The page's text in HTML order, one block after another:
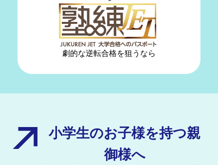
劇的な逆転合格を狙うなら
小学生のお子様を持つ親
御様へ